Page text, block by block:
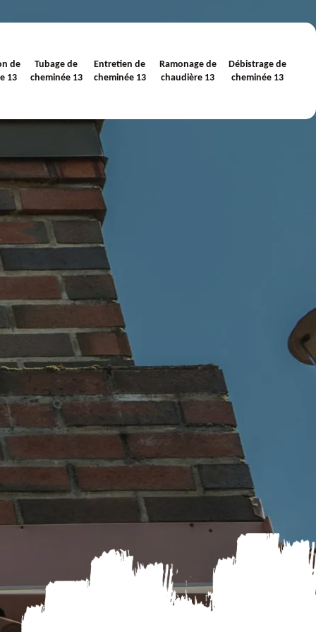
de
13
Tubage de
cheminée 13
Entretien de
cheminée 13
Ramonage de
chaudière 13
Débistrage de
cheminée 13